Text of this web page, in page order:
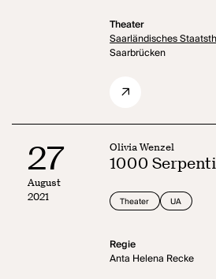
Theater
Saarländisches
Saarbrücken
27
August
2021
Olivia Wenzel
1000
Theater UA
Regie
Anta Helena Recke